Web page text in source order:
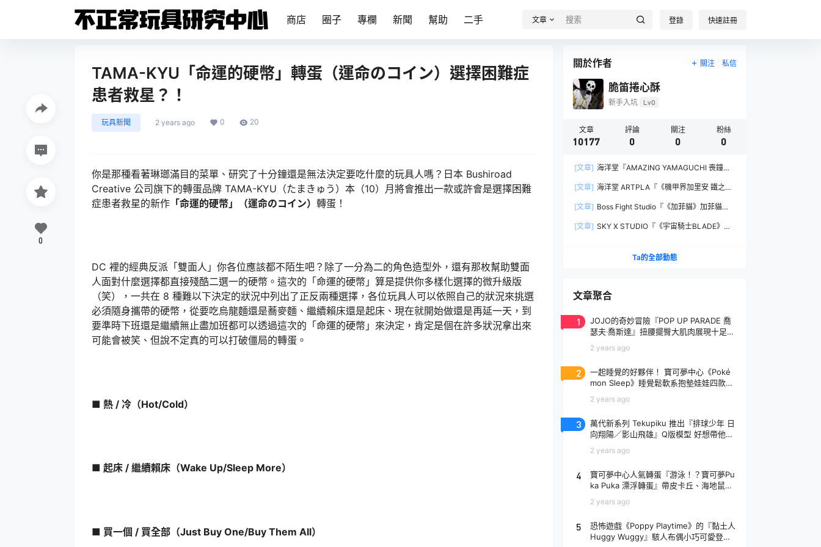
商店 圈子 專欄 新聞 幫助 二手 文章 登錄 快速註冊
TAMA-KYU「命運的硬幣」轉蛋（運命のコイン）選擇困難症
患者救星？！
玩具新聞 2 years ago 0 20
你是那種看著琳瑯滿目的菜單、研究了十分鐘還是無法決定要吃什麼的玩具人嗎？日本 Bushiroad
Creative 公司旗下的轉蛋品牌 TAMA-KYU（たまきゅう）本（10）月將會推出一款或許會是選擇困難
症患者救星的新作 「命運的硬幣」（運命のコイン） 轉蛋！
DC 裡的經典反派「雙面人」你各位應該都不陌生吧？除了一分為二的角色造型外，還有那枚幫助雙面
人面對什麼選擇都直接殘酷二選一的硬幣。這次的「命運的硬幣」算是提供你多樣化選擇的微升級版
（笑），一共在 8 種難以下決定的狀況中列出了正反兩種選擇，各位玩具人可以依照自己的狀況來挑選
必須隨身攜帶的硬幣，從要吃烏龍麵還是蕎麥麵、繼續賴床還是起床、現在就開始做還是再延一天，到
要準時下班還是繼續無止盡加班都可以透過這次的「命運的硬幣」來決定，肯定是個在許多狀況拿出來
可能會被笑、但說不定真的可以打破僵局的轉蛋。
■ 熱 / 冷（Hot/Cold）
■ 起床 / 繼續賴床（Wake Up/Sleep More）
■ 買一個 / 買全部（Just Buy One/Buy Them All）
0
關於作者 關注 私信
脆笛捲心酥
新手入坑 Lv0
文章
10177
評論
0
關注
0
粉絲
0
[文章] 海洋堂『AMAZING YAMAGUCHI 喪鐘
之刃與大魄力火焰特效！
[文章] 海洋堂 ARTPLA『《機甲界加里安 鐵之紋
規再現！
[文章] Boss Fight Studio『《加菲貓》加菲貓
受到的龐大份量！
[文章] SKY X STUDIO『《宇宙騎士BLADE》
Ta的全部動態
文章聚合
1
JOJO的奇妙冒險『POP UP PARADE 喬
瑟夫‧喬斯達』扭腰擺臀大肌肉展現十足騷
2 years ago
2
一起睡覺的好夥伴！ 寶可夢中心《Poké
mon Sleep》睡覺鬆軟系抱墊娃娃四款登
2 years ago
3
萬代新系列 Tekupiku 推出『排球少年 日
向翔陽／影山飛雄』Q版模型 好想帶他出
2 years ago
4
寶可夢中心人氣轉蛋『游泳！？寶可夢Pu
ka Puka 漂浮轉蛋』帶皮卡丘、海地鼠去
2 years ago
5
恐怖遊戲《Poppy Playtime》的『黏土人
Huggy Wuggy』駭人布偶小巧可愛登